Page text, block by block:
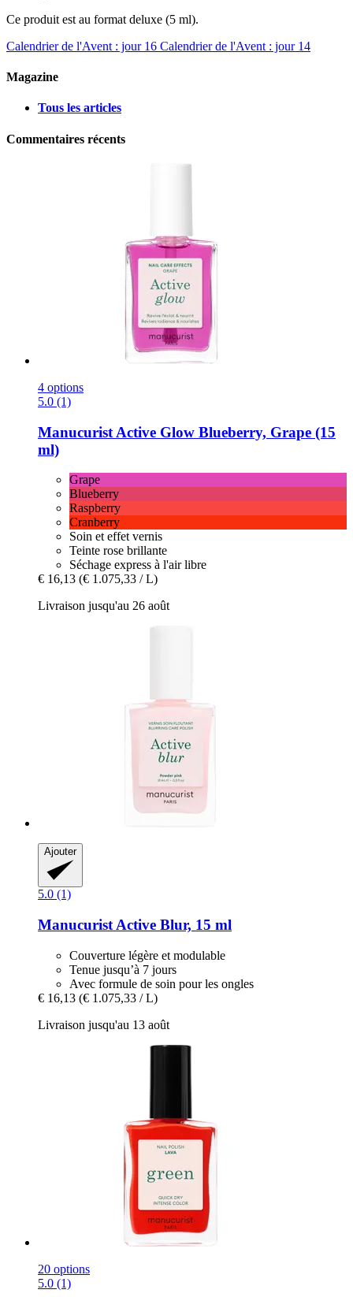
Ce produit est au format deluxe (5 ml).
Calendrier de l'Avent : jour 16 Calendrier de l'Avent : jour 14
Magazine
Tous les articles
Commentaires récents
4 options
5.0 (1)
Manucurist Active Glow Blueberry, Grape (15
ml)
Grape
Blueberry
Raspberry
Cranberry
Soin et effet vernis
Teinte rose brillante
Séchage express à l'air libre
€ 16,13 (€ 1.075,33 / L)
Livraison jusqu'au 26 août
Ajouter
5.0 (1)
Manucurist Active Blur, 15 ml
Couverture légère et modulable
Tenue jusqu’à 7 jours
Avec formule de soin pour les ongles
€ 16,13 (€ 1.075,33 / L)
Livraison jusqu'au 13 août
20 options
5.0 (1)